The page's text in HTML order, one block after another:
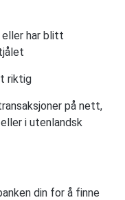
har blitt
riktig
på nett,
i utenlandsk
din for å finne